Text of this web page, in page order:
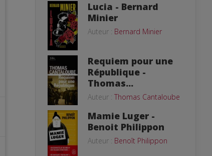
Lucia - Bernard
Minier
Auteur : Bernard Minier
Requiem pour une
République -
Thomas...
Auteur : Thomas Cantaloube
Mamie Luger -
Benoit Philippon
Auteur : Benoît Philippon